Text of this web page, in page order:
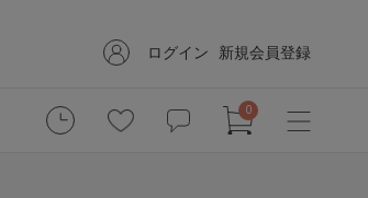
ログイン 新規会員登録
0